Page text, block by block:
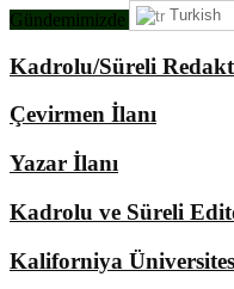
Gündemimizde Ne Var?
Kadrolu/Süreli
Çevirmen İlanı
Yazar İlanı
Kadrolu ve Süreli
Kaliforniya
Turkish